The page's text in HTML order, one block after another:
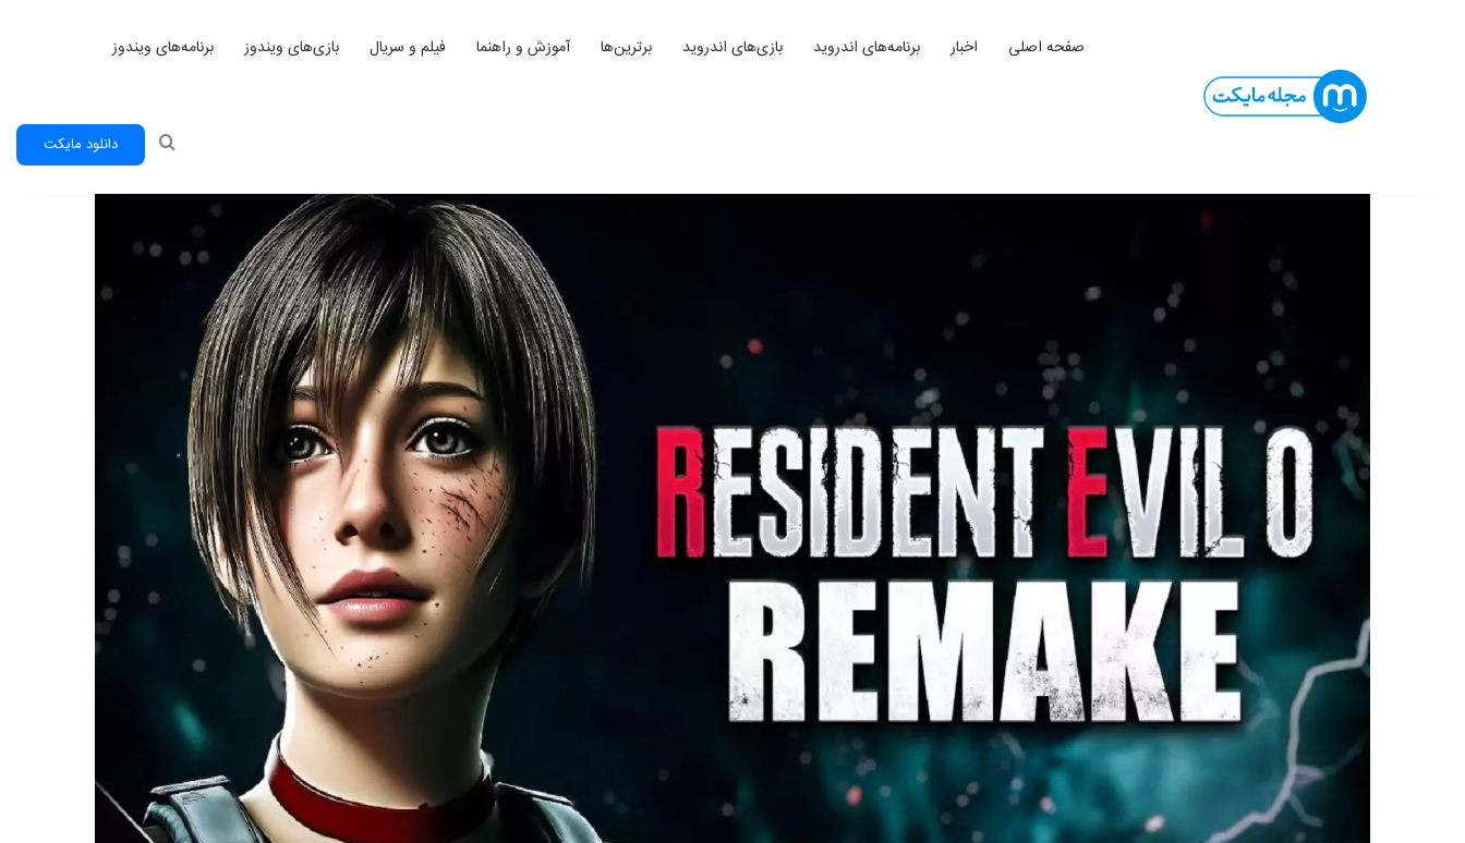
صفحه اصلی اخبار برنامه‌های اندروید بازی‌های اندروید برترین‌ها آموزش و راهنما فیلم و سریال بازی‌های ویندوز برنامه‌های ویندوز
دانلود مایکت جستجو